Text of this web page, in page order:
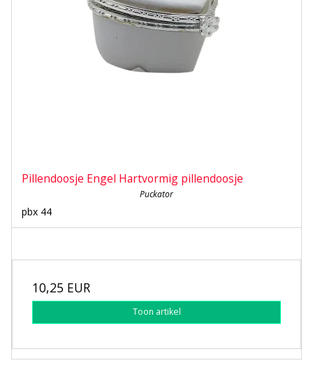
Pillendoosje Engel Hartvormig pillendoosje
Puckator
pbx 44
10,25 EUR
Toon artikel